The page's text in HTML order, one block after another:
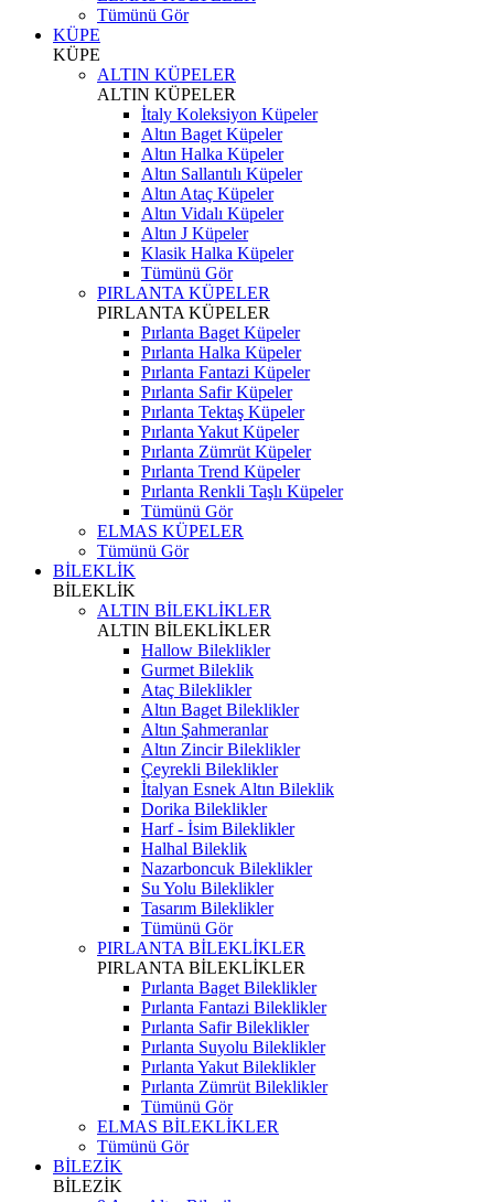
Tümünü Gör
KÜPE
KÜPE
ALTIN KÜPELER
ALTIN KÜPELER
İtaly Koleksiyon Küpeler
Altın Baget Küpeler
Altın Halka Küpeler
Altın Sallantılı Küpeler
Altın Ataç Küpeler
Altın Vidalı Küpeler
Altın J Küpeler
Klasik Halka Küpeler
Tümünü Gör
PIRLANTA KÜPELER
PIRLANTA KÜPELER
Pırlanta Baget Küpeler
Pırlanta Halka Küpeler
Pırlanta Fantazi Küpeler
Pırlanta Safir Küpeler
Pırlanta Tektaş Küpeler
Pırlanta Yakut Küpeler
Pırlanta Zümrüt Küpeler
Pırlanta Trend Küpeler
Pırlanta Renkli Taşlı Küpeler
Tümünü Gör
ELMAS KÜPELER
Tümünü Gör
BİLEKLİK
BİLEKLİK
ALTIN BİLEKLİKLER
ALTIN BİLEKLİKLER
Hallow Bileklikler
Gurmet Bileklik
Ataç Bileklikler
Altın Baget Bileklikler
Altın Şahmeranlar
Altın Zincir Bileklikler
Çeyrekli Bileklikler
İtalyan Esnek Altın Bileklik
Dorika Bileklikler
Harf - İsim Bileklikler
Halhal Bileklik
Nazarboncuk Bileklikler
Su Yolu Bileklikler
Tasarım Bileklikler
Tümünü Gör
PIRLANTA BİLEKLİKLER
PIRLANTA BİLEKLİKLER
Pırlanta Baget Bileklikler
Pırlanta Fantazi Bileklikler
Pırlanta Safir Bileklikler
Pırlanta Suyolu Bileklikler
Pırlanta Yakut Bileklikler
Pırlanta Zümrüt Bileklikler
Tümünü Gör
ELMAS BİLEKLİKLER
Tümünü Gör
BİLEZİK
BİLEZİK